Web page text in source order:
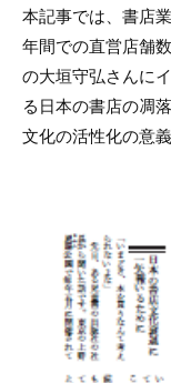
本記事では、書店
年間での直営店舗
の大垣守弘さんに
る日本の書店の凋
文化の活性化の意